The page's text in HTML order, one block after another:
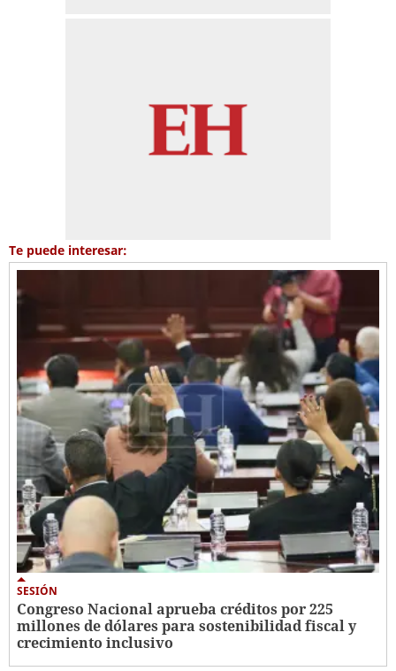
Te puede interesar:
SESIÓN
Congreso Nacional aprueba créditos por 225
millones de dólares para sostenibilidad fiscal y
crecimiento inclusivo